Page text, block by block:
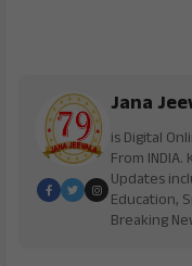
Jana
is Digital
From
Updates
Education,
Breaking